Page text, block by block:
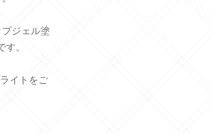
ジェル塗
。
イトをご